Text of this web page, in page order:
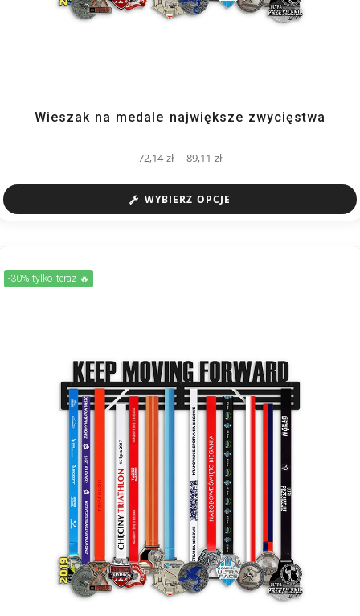
Wieszak na medale największe zwycięstwa
72,14zł – 89,11zł
WYBIERZ OPCJE
-30% tylko teraz 🔥